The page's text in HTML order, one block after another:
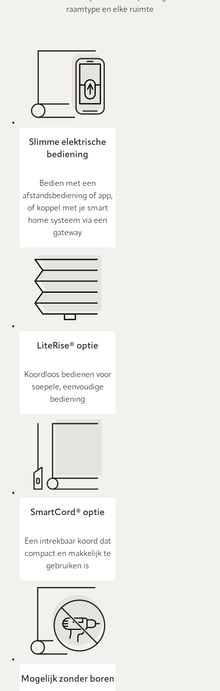
raamtype en elke ruimte
Slimme elektrische
bediening
Bedien met een
afstandsbediening of app,
of koppel met je smart
home systeem via een
gateway
LiteRise® optie
Koordloos bedienen voor
soepele, eenvoudige
bediening
SmartCord® optie
Een intrekbaar koord dat
compact en makkelijk te
gebruiken is
Mogelijk zonder boren